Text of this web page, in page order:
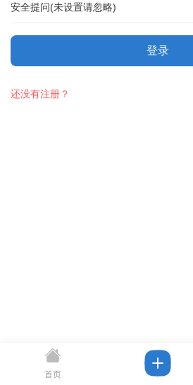
安全提问(未设置请忽略)
登录
还没有注册？
首页